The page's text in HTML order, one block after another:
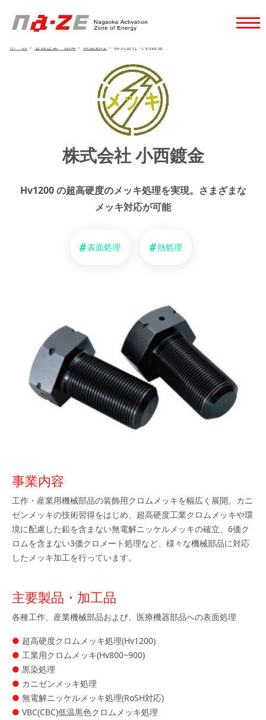
ホーム > 会員企業・団体 > 表面処理 > 株式会社 小西鍍金
株式会社 小西鍍金
Hv1200 の超高硬度のメッキ処理を実現。さまざまな
メッキ対応が可能
表面処理 熱処理
事業内容
工作・産業用機械部品の装飾用クロムメッキを幅広く展開。カニ
ゼンメッキの技術習得をはじめ、超高硬度工業クロムメッキや環
境に配慮した鉛を含まない無電解ニッケルメッキの確立、6価ク
ロムを含まない3価クロメート処理など、様々な機械部品に対応
したメッキ加工を行っています。
主要製品・加工品
各種工作、産業機械部品および、医療機器部品への表面処理
超高硬度クロムメッキ処理(Hv1200)
工業用クロムメッキ(Hv800~900)
黒染処理
カニゼンメッキ処理
無電解ニッケルメッキ処理(RoSH対応)
VBC(CBC)低温黒色クロムメッキ処理